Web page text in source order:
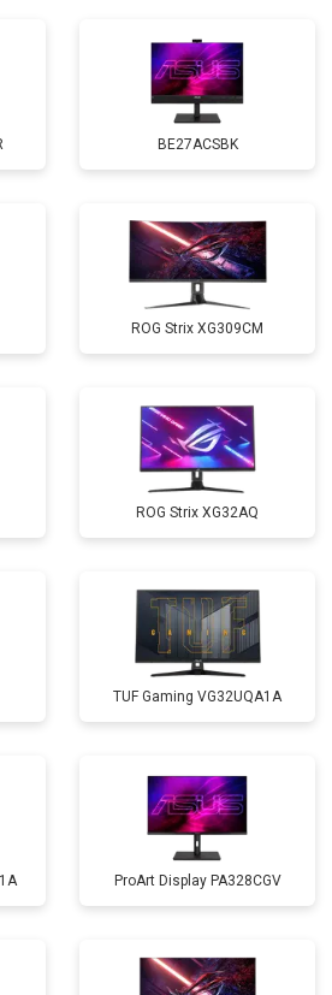
BE27ACSBK
ROG Strix XG309CM
ROG Strix XG32AQ
TUF Gaming VG32UQA1A
ProArt Display PA328CGV